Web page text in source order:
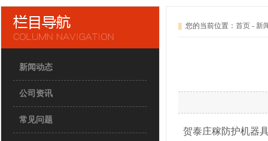
新闻动态
公司资讯
常见问题
您的当前位置： 首页 - 新
贺泰庄稼防护机器